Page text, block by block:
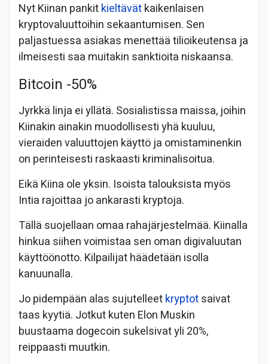
Nyt Kiinan pankitkieltävätkaikenlaisen
kryptovaluuttoihin sekaantumisen. Sen
paljastuessa asiakas menettää tilioikeutensa ja
ilmeisesti saa muitakin sanktioita niskaansa.
Bitcoin -50%
Jyrkkä linja ei yllätä. Sosialistissa maissa, joihin
Kiinakin ainakin muodollisesti yhä kuuluu,
vieraiden valuuttojen käyttö ja omistaminenkin
on perinteisesti raskaasti kriminalisoitua.
Eikä Kiina ole yksin. Isoista talouksista myös
Intia rajoittaa jo ankarasti kryptoja.
Tällä suojellaan omaa rahajärjestelmää. Kiinalla
hinkua siihen voimistaa sen oman digivaluutan
käyttöönotto. Kilpailijat häädetään isolla
kanuunalla.
Jo pidempään alas sujutelleetkryptotsaivat
taas kyytiä. Jotkut kuten Elon Muskin
buustaama dogecoin sukelsivat yli 20%,
reippaasti muutkin.